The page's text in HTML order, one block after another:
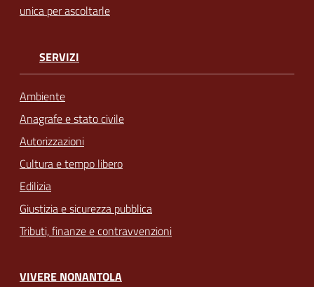
unica per ascoltarle
SERVIZI
Ambiente
Anagrafe e stato civile
Autorizzazioni
Cultura e tempo libero
Edilizia
Giustizia e sicurezza pubblica
Tributi, finanze e contravvenzioni
VIVERE NONANTOLA